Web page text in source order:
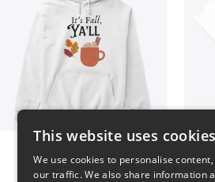
$41
This website uses cookies
We use cookies to personalise
our traffic. We also share information